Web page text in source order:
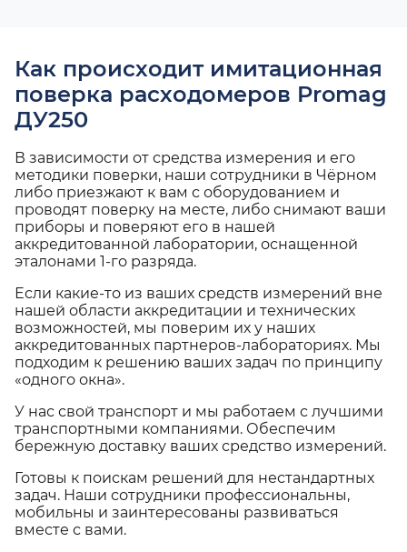
Как происходит имитационная
поверка расходомеров Promag
ДУ250
В зависимости от средства измерения и его
методики поверки, наши сотрудники в Чёрном
либо приезжают к вам с оборудованием и
проводят поверку на месте, либо снимают ваши
приборы и поверяют его в нашей
аккредитованной лаборатории, оснащенной
эталонами 1-го разряда.
Если какие-то из ваших средств измерений вне
нашей области аккредитации и технических
возможностей, мы поверим их у наших
аккредитованных партнеров-лабораториях. Мы
подходим к решению ваших задач по принципу
«одного окна».
У нас свой транспорт и мы работаем с лучшими
транспортными компаниями. Обеспечим
бережную доставку ваших средство измерений.
Готовы к поискам решений для нестандартных
задач. Наши сотрудники профессиональны,
мобильны и заинтересованы развиваться
вместе с вами.